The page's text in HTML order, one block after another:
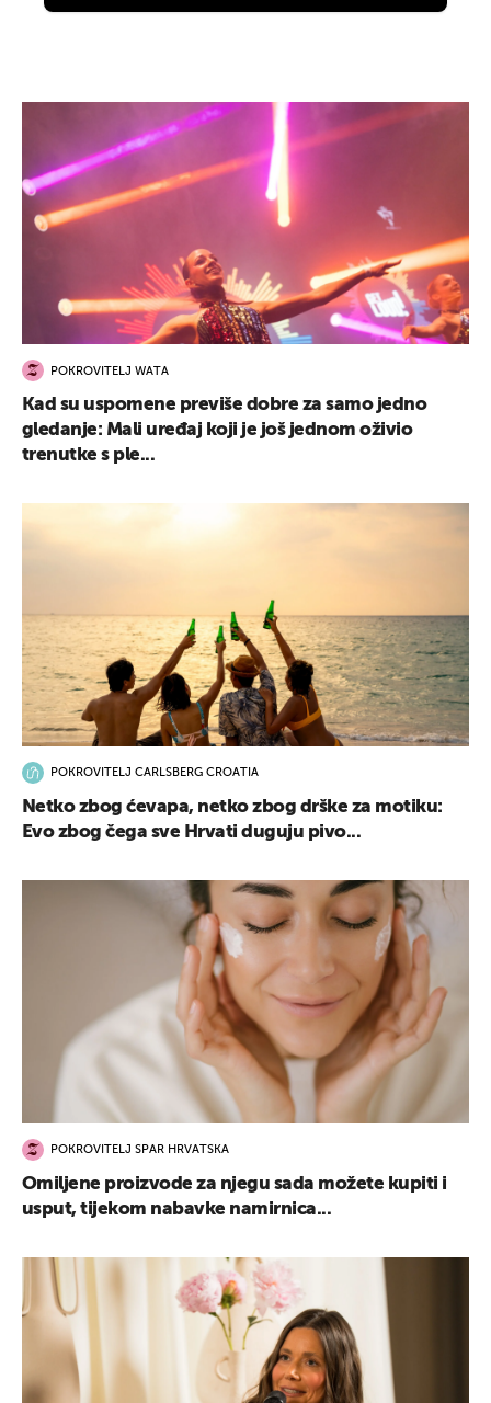
POKROVITELJ WATA
Kad su uspomene previše dobre za samo jedno
gledanje: Mali uređaj koji je još jednom oživio
trenutke s ple...
POKROVITELJ CARLSBERG CROATIA
Netko zbog ćevapa, netko zbog drške za motiku:
Evo zbog čega sve Hrvati duguju pivo...
POKROVITELJ SPAR HRVATSKA
Omiljene proizvode za njegu sada možete kupiti i
usput, tijekom nabavke namirnica...